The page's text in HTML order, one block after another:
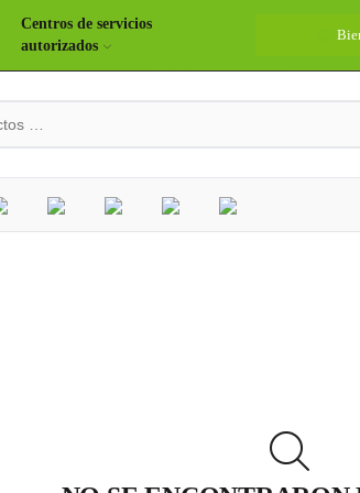
Centros de servicios
autorizados